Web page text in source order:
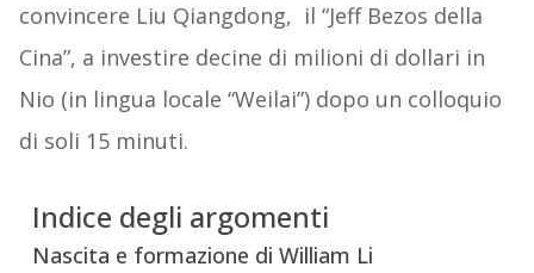
convincere Liu Qiangdong, il “Jeff Bezos della
Cina”, a investire decine di milioni di dollari in
Nio (in lingua locale “Weilai”) dopo un colloquio
di soli 15 minuti.
Indice degli argomenti
Nascita e formazione di William Li